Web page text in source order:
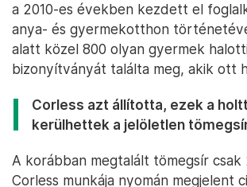
a 2010-es években kezdett el
anya- és gyermekotthon
alatt közel 800 olyan gyermek
bizonyítványát találta meg, akik ott
Corless azt állította, ezek a
kerülhettek a jelöletlen
A korábban megtalált tömegsír csak
Corless munkája nyomán megjelent